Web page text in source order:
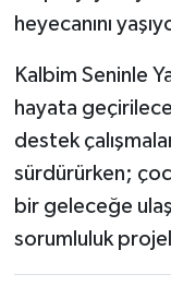
heyecanını
Kalbim Seninle
hayata
destek
sürdürürken;
bir geleceğe
sorumluluk